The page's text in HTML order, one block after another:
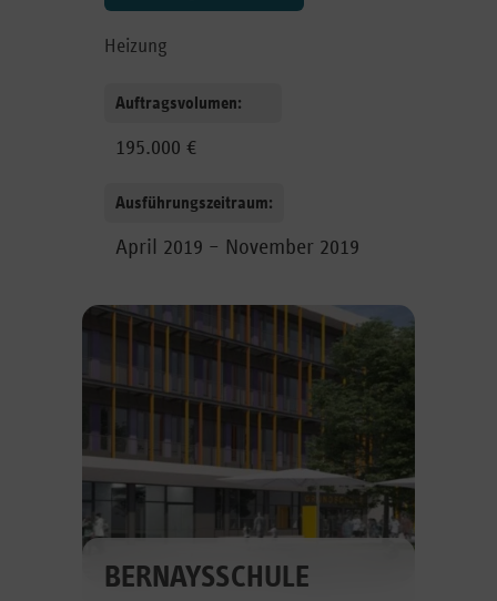
Heizung
Auftragsvolumen:
195.000 €
Ausführungszeitraum:
April 2019 – November 2019
BERNAYSSCHULE